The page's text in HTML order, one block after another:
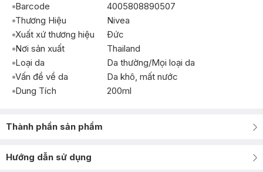
Barcode
4005808890507
Thương Hiệu
Nivea
Xuất xứ thương hiệu
Ðức
Nơi sản xuất
Thailand
Loại da
Da thường/Mọi loại da
Vấn đề về da
Da khô, mất nước
Dung Tích
200ml
Thành phần sản phẩm
Hướng dẫn sử dụng